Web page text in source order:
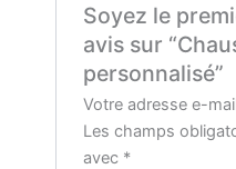
Soyez le
avis sur
personnalisé”
Votre adresse e-
Les champs
avec *